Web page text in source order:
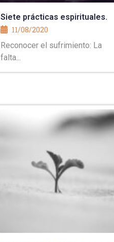
Siete prácticas espirituales.
11/08/2020
Reconocer el sufrimiento: La
falta...